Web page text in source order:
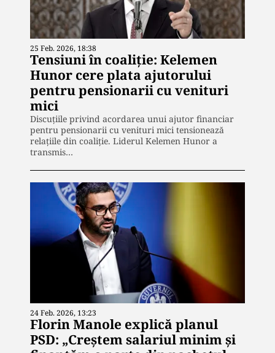
25 Feb. 2026, 18:38
Tensiuni în coaliție: Kelemen
Hunor cere plata ajutorului
pentru pensionarii cu venituri
mici
Discuțiile privind acordarea unui ajutor financiar
pentru pensionarii cu venituri mici tensionează
relațiile din coaliție. Liderul Kelemen Hunor a
transmis…
24 Feb. 2026, 13:23
Florin Manole explică planul
PSD: „Creștem salariul minim și